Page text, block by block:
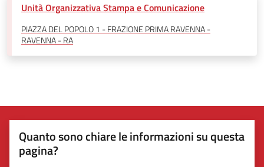
Unità Organizzativa Stampa e Comunicazione
PIAZZA DEL POPOLO 1 - FRAZIONE PRIMA RAVENNA -
RAVENNA - RA
Quanto sono chiare le informazioni su questa
pagina?